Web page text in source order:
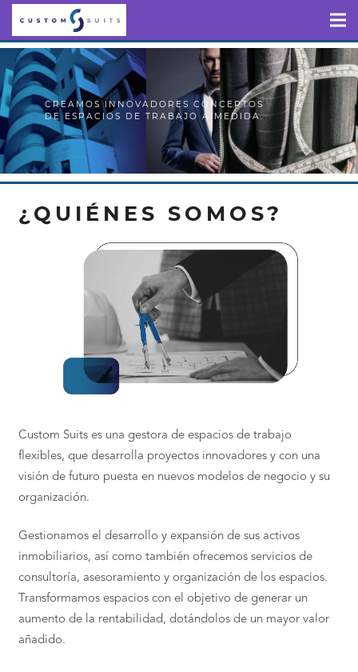
CREAMOS INNOVADORES CONCEPTOS
DE ESPACIOS DE TRABAJO A MEDIDA.
¿QUIÉNES SOMOS?
Custom Suits es una gestora de espacios de trabajo
flexibles, que desarrolla proyectos innovadores y con una
visión de futuro puesta en nuevos modelos de negocio y su
organización.
Gestionamos el desarrollo y expansión de sus activos
inmobiliarios, así como también ofrecemos servicios de
consultoría, asesoramiento y organización de los espacios.
Transformamos espacios con el objetivo de generar un
aumento de la rentabilidad, dotándolos de un mayor valor
añadido.